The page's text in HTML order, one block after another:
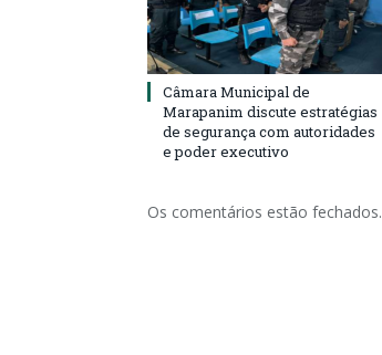
Câmara Municipal de
Marapanim discute estratégias
de segurança com autoridades
e poder executivo
Os comentários estão fechados.